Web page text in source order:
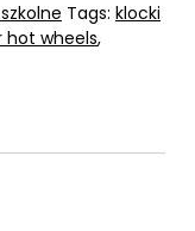
Tags: klocki
hot wheels,